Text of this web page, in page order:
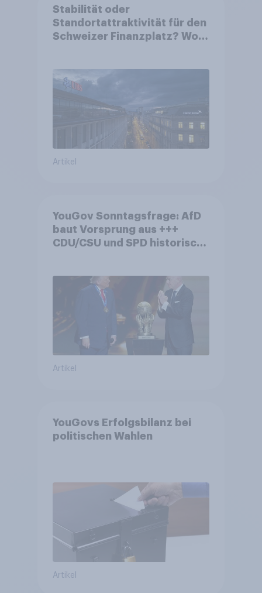
Stabilität oder
Standortattraktivität für den
Schweizer Finanzplatz? Wo
von Grossbanken steht
Artikel
YouGov Sonntagsfrage: AfD
baut Vorsprung aus +++
CDU/CSU und SPD historisch
Fußball-WM ohne Politik
Artikel
YouGovs Erfolgsbilanz bei
politischen Wahlen
Artikel